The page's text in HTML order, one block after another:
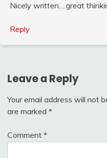
Nicely written….great
Reply
Leave a Reply
Your email address will not
are marked *
Comment *